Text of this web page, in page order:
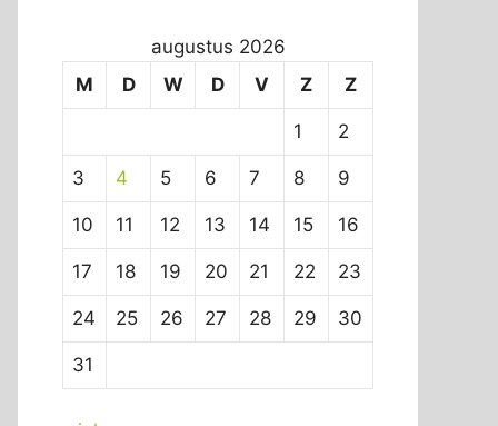
augustus 2026
M
D W D V Z Z
1 2
3 4 5 6 7 8 9
10 11 12 13 14 15 16
17 18 19 20 21 22 23
24 25 26 27 28 29 30
31